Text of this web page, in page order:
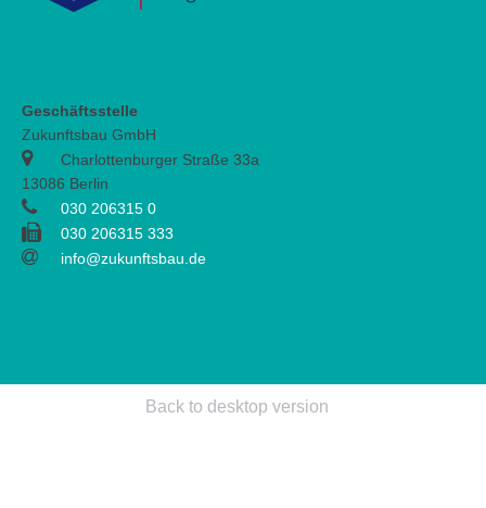
Geschäftsstelle
Zukunftsbau GmbH
Charlottenburger Straße 33a
13086 Berlin
030 206315 0
030 206315 333
info@zukunftsbau.de
Back to desktop version